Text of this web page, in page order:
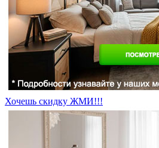
Хочешь скидку ЖМИ!!!